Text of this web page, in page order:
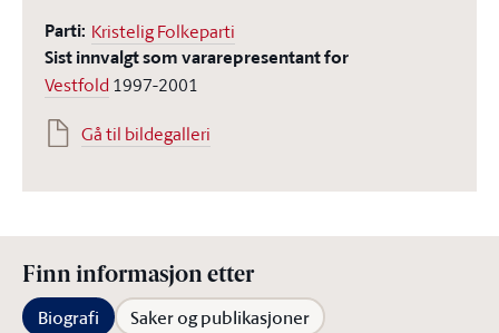
Parti: Kristelig Folkeparti
Sist innvalgt som vararepresentant for
Vestfold 1997-2001
Gå til bildegalleri
Finn informasjon etter
Biografi Saker og publikasjoner